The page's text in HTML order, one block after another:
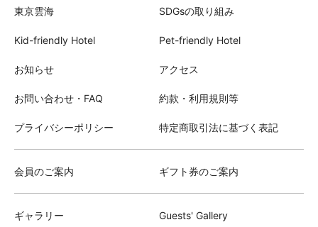
東京雲海 SDGsの取り組み
Kid-friendly Hotel Pet-friendly Hotel
お知らせ アクセス
お問い合わせ・FAQ 約款・利用規則等
プライバシーポリシー 特定商取引法に基づく表記
会員のご案内 ギフト券のご案内
ギャラリー Guests' Gallery